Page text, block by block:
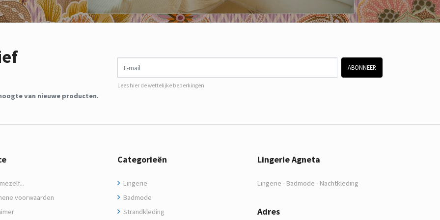
van nieuwe producten.
E-mail
ABONNEER
Lees hier de wettelijke beperkingen
voorwaarden
Categorieën
Lingerie
Badmode
Strandkleding
Lingerie Agneta
Lingerie - Badmode - Nachtkleding
Adres